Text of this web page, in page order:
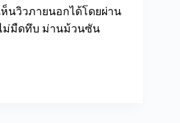
นวิวภายนอกได้โดยผ่าน
ม่มืดทึบ ม่านม้วนซัน